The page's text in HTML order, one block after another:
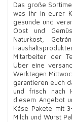
Das große
was ihr in eurer
gesunde und
Obst und
Naturkost,
Mitarbeiter der
Über eine
Werktagen
garantieren euch
und frisch nach
diesem Angebot
Käse Pakete mit
Milch und Wurst